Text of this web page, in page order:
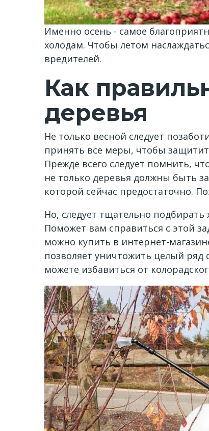
Именно осень - самое
холодам. Чтобы летом
вредителей.
Как
деревья
Не только весной следует
принять все меры, чтобы
Прежде всего следует помнить,
не только деревья должны быть
которой сейчас предостаточно.
Но, следует тщательно
Поможет вам справиться с этой
можно купить в интернет-
позволяет уничтожить целый
можете избавиться от